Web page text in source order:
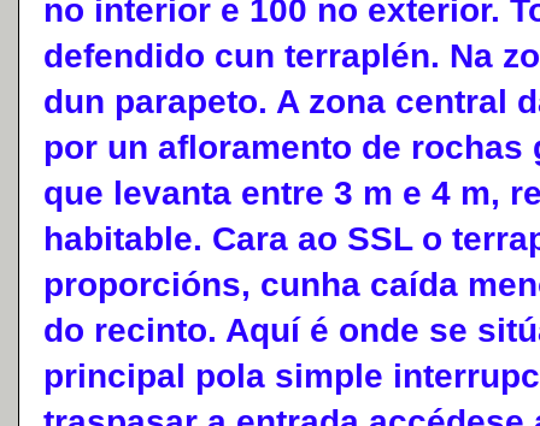
no interior e 100 no exterior.
defendido cun terraplén. Na
dun parapeto. A zona central
por un afloramento de
que levanta entre 3 m e 4 m,
habitable. Cara ao SSL o
proporcións, cunha caída
do recinto. Aquí é onde se
principal pola simple